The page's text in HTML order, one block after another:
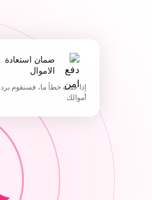
ضمان استعادة
الاموال
إذا حدث خطأ ما، فسنقوم برد
أموالك